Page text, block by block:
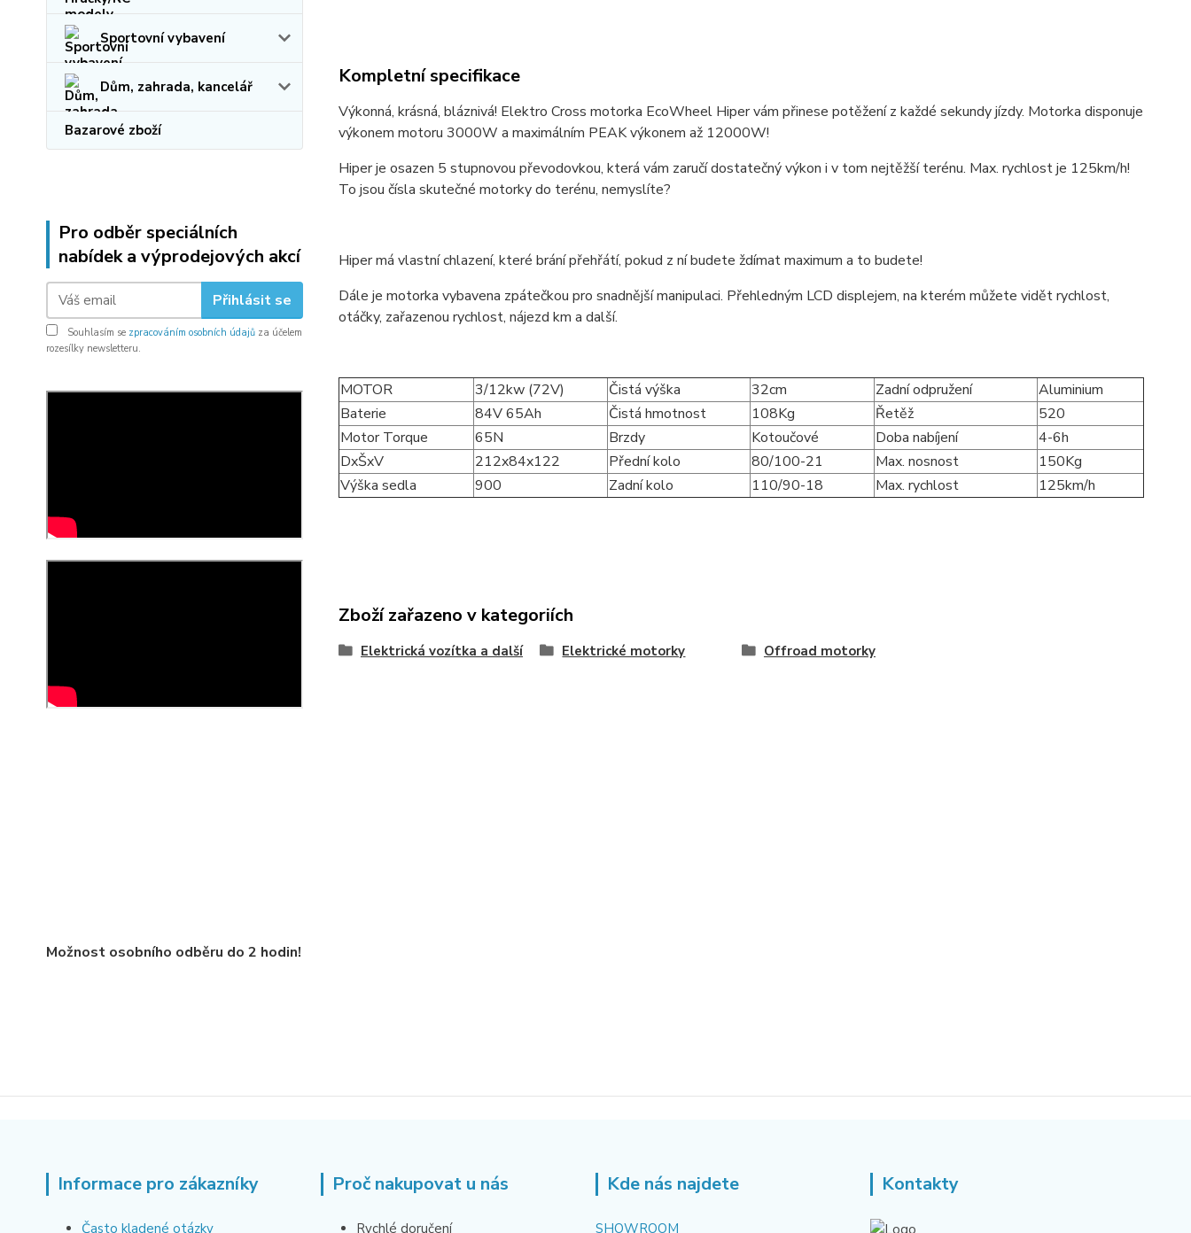
Sportovní vybavení
Dům, zahrada, kancelář
Bazarové zboží
Pro odběr speciálních
nabídek a výprodejových akcí
Přihlásit se
Souhlasím se zpracováním osobních údajů za účelem
rozesílky newsletteru.
Možnost osobního odběru do 2 hodin!
Kompletní specifikace
Výkonná, krásná, bláznivá! Elektro Cross motorka EcoWheel Hiper vám přinese potěžení z každé sekundy jízdy. Motorka disponuje
výkonem motoru 3000W a maximálním PEAK výkonem až 12000W!
Hiper je osazen 5 stupnovou převodovkou, která vám zaručí dostatečný výkon i v tom nejtěžší terénu. Max. rychlost je 125km/h!
To jsou čísla skutečné motorky do terénu, nemyslíte?
Hiper má vlastní chlazení, které brání přehřátí, pokud z ní budete ždímat maximum a to budete!
Dále je motorka vybavena zpátečkou pro snadnější manipulaci. Přehledným LCD displejem, na kterém můžete vidět rychlost,
otáčky, zařazenou rychlost, nájezd km a další.
MOTOR 3/12kw (72V) Čistá výška 32cm Zadní odpružení
Aluminium
Baterie
84V 65Ah Čistá hmotnost 108Kg Řetěž
520
Motor Torque
65N Brzdy Kotoučové Doba nabíjení
4-6h
DxŠxV
212x84x122 Přední kolo 80/100-21 Max. nosnost
150Kg
Výška sedla
900 Zadní kolo 110/90-18 Max. rychlost 125km/h
Zboží zařazeno v kategoriích
Elektrická vozítka a další Elektrické motorky Offroad motorky
Informace pro zákazníky
Často kladené otázky
Proč nakupovat u nás
Rychlé doručení
Kde nás najdete
SHOWROOM
Kontakty